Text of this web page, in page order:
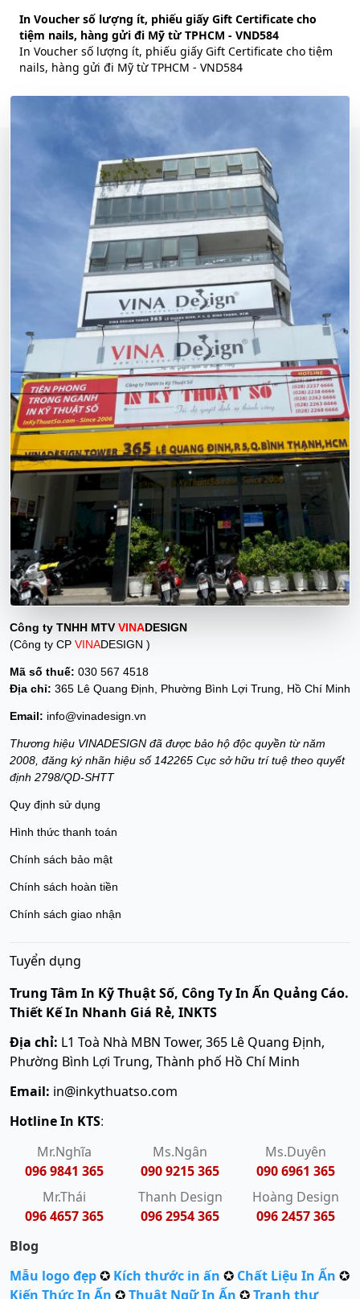
In Voucher số lượng ít, phiếu giấy Gift Certificate cho
tiệm nails, hàng gửi đi Mỹ từ TPHCM - VND584
In Voucher số lượng ít, phiếu giấy Gift Certificate cho tiệm
nails, hàng gửi đi Mỹ từ TPHCM - VND584
Công ty TNHH MTVVINADESIGN
(Công ty CP VINADESIGN )
Mã số thuế: 030 567 4518
Địa chỉ: 365 Lê Quang Định, Phường Bình Lợi Trung, Hồ Chí Minh
Email: info@vinadesign.vn
Thương hiệu VINADESIGN đã được bảo hộ độc quyền từ năm
2008, đăng ký nhãn hiệu số 142265 Cục sở hữu trí tuệ theo quyết
định 2798/QD-SHTT
Quy định sử dụng
Hình thức thanh toán
Chính sách bảo mật
Chính sách hoàn tiền
Chính sách giao nhận
Tuyển dụng
Trung Tâm In Kỹ Thuật Số, Công Ty In Ấn Quảng Cáo.
Thiết Kế In Nhanh Giá Rẻ, INKTS
Địa chỉ: L1 Toà Nhà MBN Tower, 365 Lê Quang Định,
Phường Bình Lợi Trung, Thành phố Hồ Chí Minh
Email: in@inkythuatso.com
Hotline In KTS:
Mr.Nghĩa
096 9841 365
Ms.Ngân
090 9215 365
Ms.Duyên
090 6961 365
Mr.Thái
096 4657 365
Thanh Design
096 2954 365
Hoàng Design
096 2457 365
Blog
Mẫu logo đẹp✪ Kích thước in ấn ✪ Chất Liệu In Ấn ✪
Kiến Thức In Ấn ✪Thuật Ngữ In Ấn ✪Tranh thư